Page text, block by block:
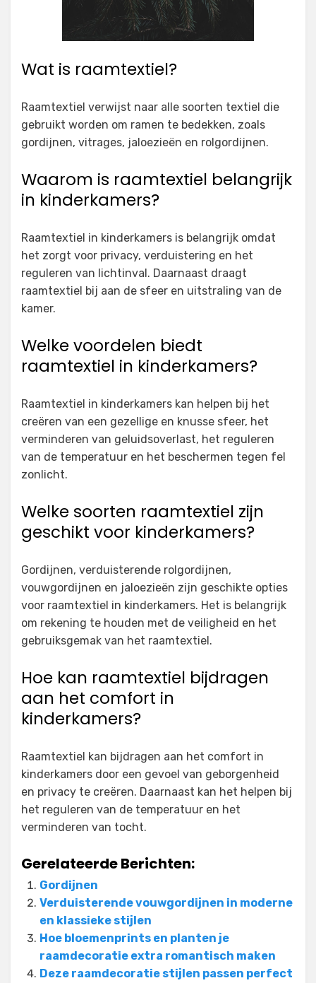
Wat is raamtextiel?
Raamtextiel verwijst naar alle soorten textiel die
gebruikt worden om ramen te bedekken, zoals
gordijnen, vitrages, jaloezieën en rolgordijnen.
Waarom is raamtextiel belangrijk
in kinderkamers?
Raamtextiel in kinderkamers is belangrijk omdat
het zorgt voor privacy, verduistering en het
reguleren van lichtinval. Daarnaast draagt
raamtextiel bij aan de sfeer en uitstraling van de
kamer.
Welke voordelen biedt
raamtextiel in kinderkamers?
Raamtextiel in kinderkamers kan helpen bij het
creëren van een gezellige en knusse sfeer, het
verminderen van geluidsoverlast, het reguleren
van de temperatuur en het beschermen tegen fel
zonlicht.
Welke soorten raamtextiel zijn
geschikt voor kinderkamers?
Gordijnen, verduisterende rolgordijnen,
vouwgordijnen en jaloezieën zijn geschikte opties
voor raamtextiel in kinderkamers. Het is belangrijk
om rekening te houden met de veiligheid en het
gebruiksgemak van het raamtextiel.
Hoe kan raamtextiel bijdragen
aan het comfort in
kinderkamers?
Raamtextiel kan bijdragen aan het comfort in
kinderkamers door een gevoel van geborgenheid
en privacy te creëren. Daarnaast kan het helpen bij
het reguleren van de temperatuur en het
verminderen van tocht.
Gerelateerde Berichten:
Gordijnen
Verduisterende vouwgordijnen in moderne
en klassieke stijlen
Hoe bloemenprints en planten je
raamdecoratie extra romantisch maken
Deze raamdecoratie stijlen passen perfect